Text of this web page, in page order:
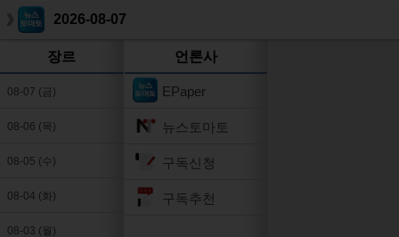
2026-08-07
장르
08-07 (금)
08-06 (목)
08-05 (수)
08-04 (화)
08-03 (월)
언론사
EPaper
뉴스토마토
구독신청
구독추천